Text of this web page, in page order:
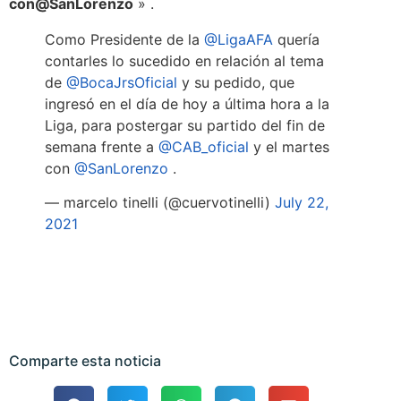
Como Presidente de la @LigaAFA quería
contarles lo sucedido en relación al tema
de @BocaJrsOficial y su pedido, que
ingresó en el día de hoy a última hora a la
Liga, para postergar su partido del fin de
semana frente a @CAB_oficial y el martes
con @SanLorenzo .
— marcelo tinelli (@cuervotinelli) July 22,
2021
Comparte esta noticia